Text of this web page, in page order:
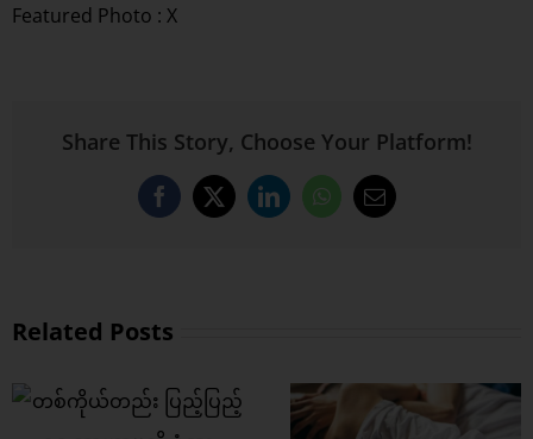
Featured Photo : X
Share This Story, Choose Your Platform!
Facebook
X LinkedInWhatsApp
Email
Related Posts